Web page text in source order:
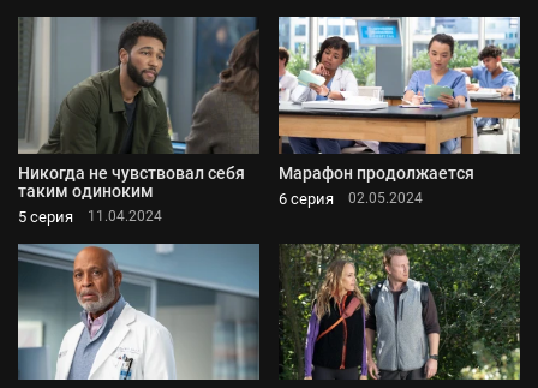
Никогда не чувствовал себя
таким одиноким
5 серия 11.04.2024
Марафон продолжается
6 серия 02.05.2024